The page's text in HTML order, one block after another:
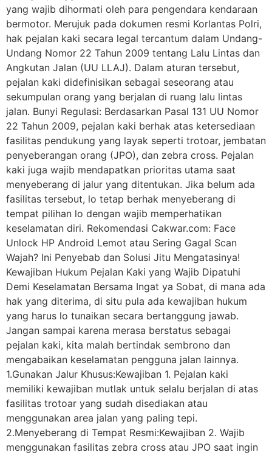
yang wajib dihormati oleh para pengendara kendaraan
bermotor. Merujuk pada dokumen resmi Korlantas Polri,
hak pejalan kaki secara legal tercantum dalam Undang-
Undang Nomor 22 Tahun 2009 tentang Lalu Lintas dan
Angkutan Jalan (UU LLAJ). Dalam aturan tersebut,
pejalan kaki didefinisikan sebagai seseorang atau
sekumpulan orang yang berjalan di ruang lalu lintas
jalan. Bunyi Regulasi: Berdasarkan Pasal 131 UU Nomor
22 Tahun 2009, pejalan kaki berhak atas ketersediaan
fasilitas pendukung yang layak seperti trotoar, jembatan
penyeberangan orang (JPO), dan zebra cross. Pejalan
kaki juga wajib mendapatkan prioritas utama saat
menyeberang di jalur yang ditentukan. Jika belum ada
fasilitas tersebut, lo tetap berhak menyeberang di
tempat pilihan lo dengan wajib memperhatikan
keselamatan diri. Rekomendasi Cakwar.com: Face
Unlock HP Android Lemot atau Sering Gagal Scan
Wajah? Ini Penyebab dan Solusi Jitu Mengatasinya!
Kewajiban Hukum Pejalan Kaki yang Wajib Dipatuhi
Demi Keselamatan Bersama Ingat ya Sobat, di mana ada
hak yang diterima, di situ pula ada kewajiban hukum
yang harus lo tunaikan secara bertanggung jawab.
Jangan sampai karena merasa berstatus sebagai
pejalan kaki, kita malah bertindak sembrono dan
mengabaikan keselamatan pengguna jalan lainnya.
1.Gunakan Jalur Khusus:Kewajiban 1. Pejalan kaki
memiliki kewajiban mutlak untuk selalu berjalan di atas
fasilitas trotoar yang sudah disediakan atau
menggunakan area jalan yang paling tepi.
2.Menyeberang di Tempat Resmi:Kewajiban 2. Wajib
menggunakan fasilitas zebra cross atau JPO saat ingin